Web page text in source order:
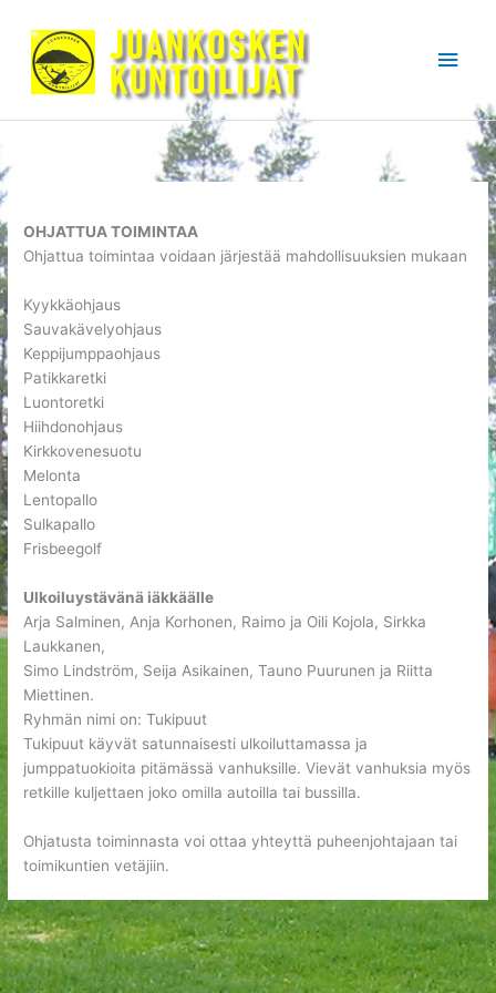
sisältöön
OHJATTUA TOIMINTAA
Ohjattua toimintaa voidaan järjestää mahdollisuuksien mukaan
Kyykkäohjaus
Sauvakävelyohjaus
Keppijumppaohjaus
Patikkaretki
Luontoretki
Hiihdonohjaus
Kirkkovenesuotu
Melonta
Lentopallo
Sulkapallo
Frisbeegolf
Ulkoiluystävänä iäkkäälle
Arja Salminen, Anja Korhonen, Raimo ja Oili Kojola, Sirkka
Laukkanen,
Simo Lindström, Seija Asikainen, Tauno Puurunen ja Riitta
Miettinen.
Ryhmän nimi on: Tukipuut
Tukipuut käyvät satunnaisesti ulkoiluttamassa ja
jumppatuokioita pitämässä vanhuksille. Vievät vanhuksia myös
retkille kuljettaen joko omilla autoilla tai bussilla.
Ohjatusta toiminnasta voi ottaa yhteyttä puheenjohtajaan tai
toimikuntien vetäjiin.